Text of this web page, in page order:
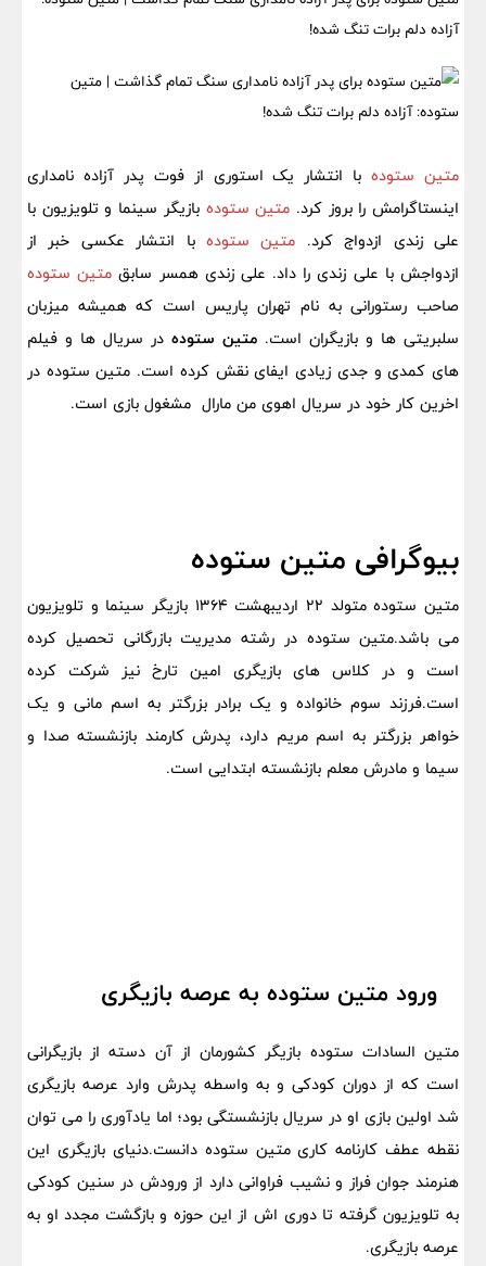
آزاده دلم برات تنگ شده!
متین ستودهبا انتشار یک استوری از فوت پدر آزاده نامداری
اینستاگرامش را بروز کرد. متین ستوده بازیگر سینما و تلویزیون با
علی زندی ازدواج کرد. متین ستوده با انتشار عکسی خبر از
ازدواجش با علی زندی را داد. علی زندی همسر سابق متین ستوده
صاحب رستورانی به نام تهران پاریس است که همیشه میزبان
سلبریتی ها و بازیگران است. متین ستوده در سریال ها و فیلم
های کمدی و جدی زیادی ایفای نقش کرده است. متین ستوده در
اخرین کار خود در سریال اهوی من مارال مشغول بازی است.
بیوگرافی متین ستوده
متین ستوده متولد 22 اردیبهشت 1364 بازیگر سینما و تلویزیون
می باشد.متین ستوده در رشته مدیریت بازرگانی تحصیل کرده
است و در کلاس های بازیگری امین تارخ نیز شرکت کرده
است.فرزند سوم خانواده و یک برادر بزرگتر به اسم مانی و یک
خواهر بزرگتر به اسم مریم دارد، پدرش کارمند بازنشسته صدا و
سیما و مادرش معلم بازنشسته ابتدایی است.
ورود متین ستوده به عرصه بازیگری
متین السادات ستوده بازیگر کشورمان از آن دسته از بازیگرانی
است که از دوران کودکی و به واسطه پدرش وارد عرصه بازیگری
شد اولین بازی او در سریال بازنشستگی بود؛ اما یادآوری را می توان
نقطه عطف کارنامه کاری متین ستوده دانست.دنیای بازیگری این
هنرمند جوان فراز و نشیب فراوانی دارد از ورودش در سنین کودکی
به تلویزیون گرفته تا دوری اش از این حوزه و بازگشت مجدد او به
عرصه بازیگری.